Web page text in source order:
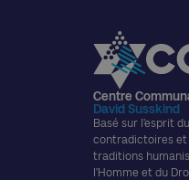
Centre
David Susskind
Basé sur l’esprit
contradictoires et
traditions
l’Homme et du